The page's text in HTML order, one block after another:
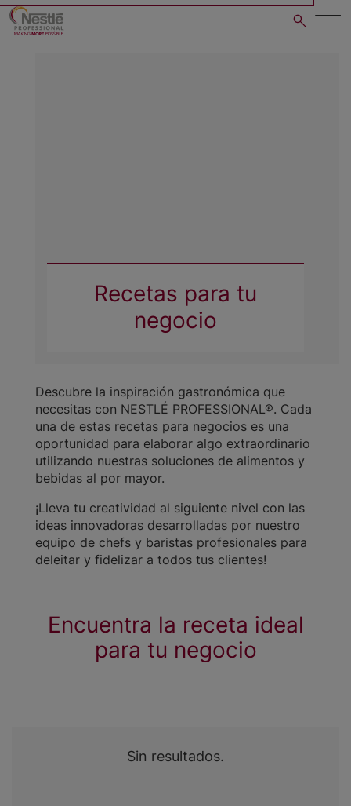
Skip
Recetas para tu
negocio
Descubre la inspiración gastronómica que
necesitas con NESTLÉ PROFESSIONAL®. Cada
una de estas recetas para negocios es una
oportunidad para elaborar algo extraordinario
utilizando nuestras soluciones de alimentos y
bebidas al por mayor.
¡Lleva tu creatividad al siguiente nivel con las
ideas innovadoras desarrolladas por nuestro
equipo de chefs y baristas profesionales para
deleitar y fidelizar a todos tus clientes!
Encuentra la receta ideal
para tu negocio
Sin resultados.